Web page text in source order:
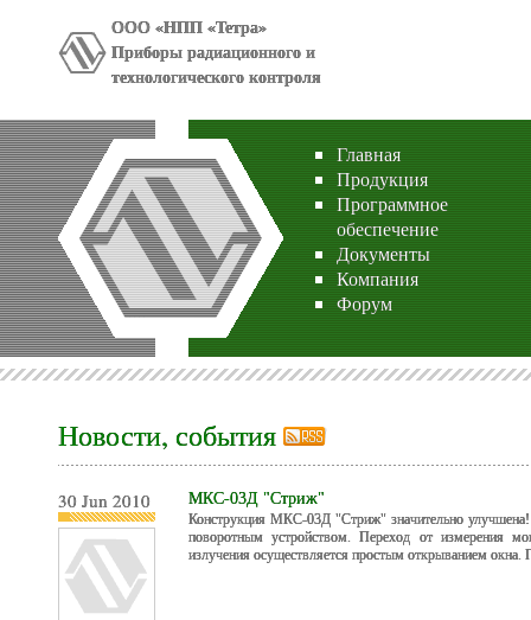
ООО «НПП «Тетра»
Приборы радиационного и
технологического контроля
Главная
Продукция
Программное
обеспечение
Документы
Компания
Форум
Новости, события
30 Jun 2010 МКС-03Д "Стриж"
Конструкция МКС-03Д "Стриж" значительно
поворотным устройством. Переход от измерения
излучения осуществляется простым открыванием